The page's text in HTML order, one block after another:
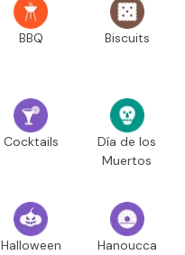
BBQ Biscuits
Cocktails
Día de los
Muertos
Halloween Hanoucca